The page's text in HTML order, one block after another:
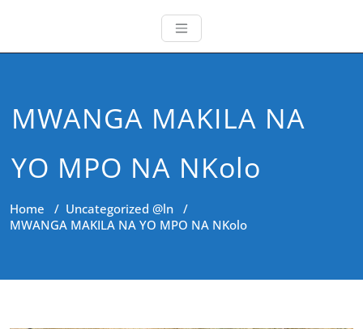
MWANGA MAKILA NA
YO MPO NA NKolo
Home / Uncategorized @ln /
MWANGA MAKILA NA YO MPO NA NKolo